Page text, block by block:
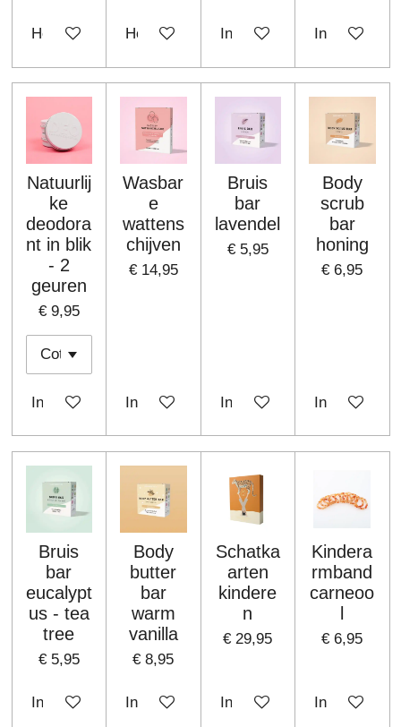
Houd mij op de hoogteHoud mij op de hoogteIn winkelwagenIn
Natuurlij
ke
deodora
nt in blik
- 2
geuren
€ 9,95
In winkelwagen
Wasbar
e
wattens
chijven
€ 14,95
In winkelwagen
Bruis
bar
lavendel
€ 5,95
In winkelwagen
Body
scrub
bar
honing
€ 6,95
In
Bruis
bar
eucalypt
us - tea
tree
€ 5,95
In winkelwagen
Body
butter
bar
warm
vanilla
€ 8,95
In winkelwagen
Schatka
arten
kindere
n
€ 29,95
In winkelwagen
Kindera
rmband
carneoo
l
€ 6,95
In